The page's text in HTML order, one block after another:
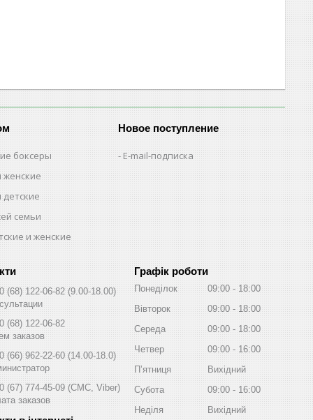
боксеры
женские
семьи
и женские
Новое поступление
E-mail-подписка
(68) 122-06-82 9.00-18.00
(68) 122-06-82
заказов
(66) 962-22-60 14.00-18.0
(67) 774-45-09 СМС, Viber
заказов
Графік роботи
Понеділок 09:00
18:00
Вівторок
09:00
18:00
Середа
09:00
18:00
Четвер
09:00
16:00
Пʼятниця
Вихідний
Субота
09:00
16:00
Неділя
Вихідний